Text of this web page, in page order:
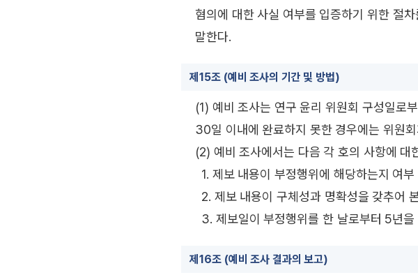
혐의에 대한 사실 여부를 입증하기 위한 절
말한다.
제15조 (예비 조사의 기간 및 방법)
(1) 예비 조사는 연구 윤리 위원회 구성일로
30일 이내에 완료하지 못한 경우에는 위원
(2) 예비 조사에서는 다음 각 호의 사항에 대
1. 제보 내용이 부정행위에 해당하는지 여부
2. 제보 내용이 구체성과 명확성을 갖추어
3. 제보일이 부정행위를 한 날로부터 5년을
제16조 (예비 조사 결과의 보고)